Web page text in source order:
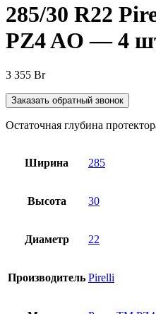
285/30 R22
PZ4 AO — 4
3 355 Br
Заказать обратный звонок
Остаточная глубина
Ширина 285
Высота 30
Диаметр 22
Производитель Pirelli